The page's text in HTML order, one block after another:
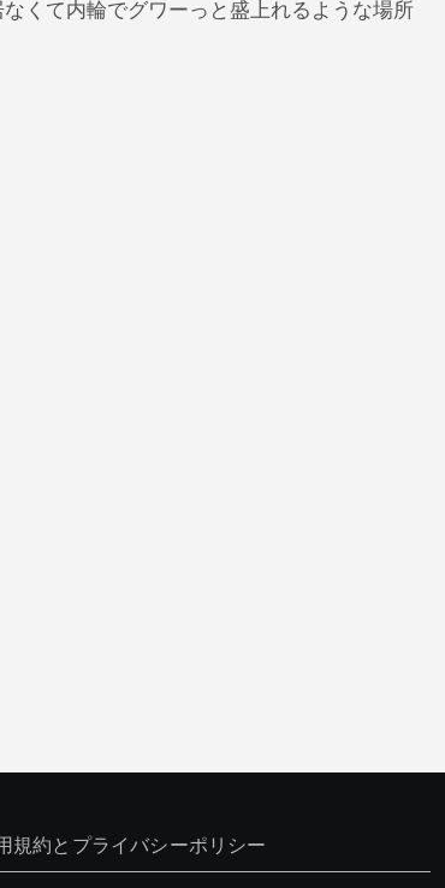
くて内輪でグワーっと盛上れるような場所
規約とプライバシーポリシー